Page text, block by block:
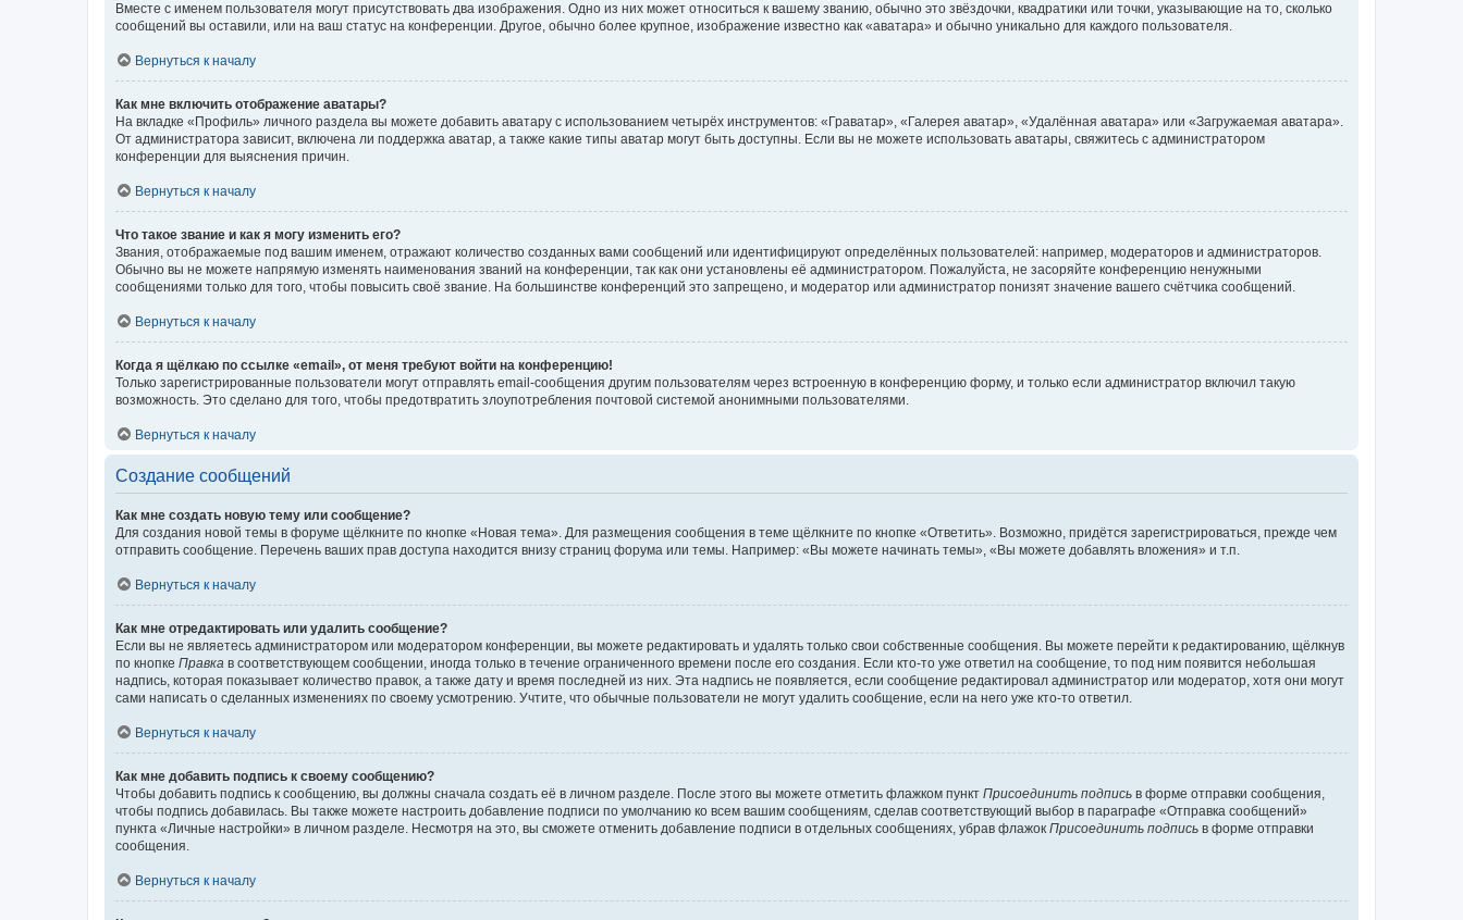
Вместе с именем пользователя могут присутствовать два изображения. Одно из них может относиться к вашему званию, обычно это звёздочки, квадратики или точки, указывающие на то, сколько
сообщений вы оставили, или на ваш статус на конференции. Другое, обычно более крупное, изображение известно как «аватара» и обычно уникально для каждого пользователя.
Вернуться к началу
Как мне включить отображение аватары?
На вкладке «Профиль» личного раздела вы можете добавить аватару с использованием четырёх инструментов: «Граватар», «Галерея аватар», «Удалённая аватара» или «Загружаемая аватара».
От администратора зависит, включена ли поддержка аватар, а также какие типы аватар могут быть доступны. Если вы не можете использовать аватары, свяжитесь с администратором
конференции для выяснения причин.
Вернуться к началу
Что такое звание и как я могу изменить его?
Звания, отображаемые под вашим именем, отражают количество созданных вами сообщений или идентифицируют определённых пользователей: например, модераторов и администраторов.
Обычно вы не можете напрямую изменять наименования званий на конференции, так как они установлены её администратором. Пожалуйста, не засоряйте конференцию ненужными
сообщениями только для того, чтобы повысить своё звание. На большинстве конференций это запрещено, и модератор или администратор понизят значение вашего счётчика сообщений.
Вернуться к началу
Когда я щёлкаю по ссылке «email», от меня требуют войти на конференцию!
Только зарегистрированные пользователи могут отправлять email-сообщения другим пользователям через встроенную в конференцию форму, и только если администратор включил такую
возможность. Это сделано для того, чтобы предотвратить злоупотребления почтовой системой анонимными пользователями.
Вернуться к началу
Создание сообщений
Как мне создать новую тему или сообщение?
Для создания новой темы в форуме щёлкните по кнопке «Новая тема». Для размещения сообщения в теме щёлкните по кнопке «Ответить». Возможно, придётся зарегистрироваться, прежде чем
отправить сообщение. Перечень ваших прав доступа находится внизу страниц форума или темы. Например: «Вы можете начинать темы», «Вы можете добавлять вложения» и т.п.
Вернуться к началу
Как мне отредактировать или удалить сообщение?
Если вы не являетесь администратором или модератором конференции, вы можете редактировать и удалять только свои собственные сообщения. Вы можете перейти к редактированию, щёлкнув
по кнопке Правка в соответствующем сообщении, иногда только в течение ограниченного времени после его создания. Если кто-то уже ответил на сообщение, то под ним появится небольшая
надпись, которая показывает количество правок, а также дату и время последней из них. Эта надпись не появляется, если сообщение редактировал администратор или модератор, хотя они могут
сами написать о сделанных изменениях по своему усмотрению. Учтите, что обычные пользователи не могут удалить сообщение, если на него уже кто-то ответил.
Вернуться к началу
Как мне добавить подпись к своему сообщению?
Чтобы добавить подпись к сообщению, вы должны сначала создать её в личном разделе. После этого вы можете отметить флажком пункт Присоединить подпись в форме отправки сообщения,
чтобы подпись добавилась. Вы также можете настроить добавление подписи по умолчанию ко всем вашим сообщениям, сделав соответствующий выбор в параграфе «Отправка сообщений»
пункта «Личные настройки» в личном разделе. Несмотря на это, вы сможете отменить добавление подписи в отдельных сообщениях, убрав флажок Присоединить подпись в форме отправки
сообщения.
Вернуться к началу